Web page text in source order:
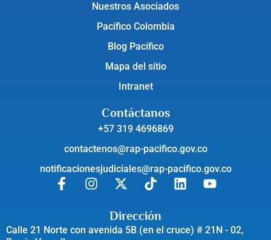
Nuestros Asociados
Pacífico Colombia
Blog Pacífico
Mapa del sitio
Intranet
Contáctanos
+57 319 4696869
contactenos@rap-pacifico.gov.co
notificacionesjudiciales@rap-pacifico.gov.co
Dirección
Calle 21 Norte con avenida 5B (en el cruce) # 21N - 02,